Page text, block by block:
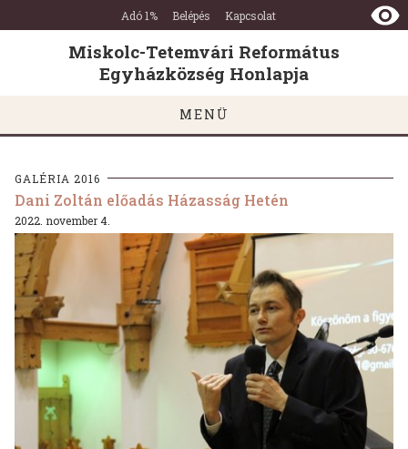
Miskolc-
Tetemvári
Református
Egyházközség
Honlapja
Ugrás a tartalomra
Ugrás a láblécre
Adó 1% Belépés Kapcsolat
Miskolc-Tetemvári Református
Egyházközség Honlapja
MENÜ
GALÉRIA 2016
Dani Zoltán előadás Házasság Hetén
2022. november 4.